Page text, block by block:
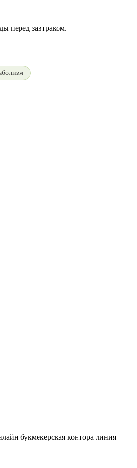
перед завтраком.
букмекерская контора линия.